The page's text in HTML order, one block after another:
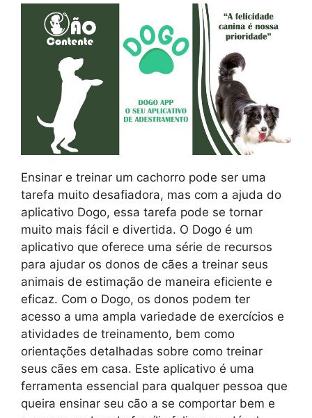
Ensinar e treinar um cachorro pode ser uma
tarefa muito desafiadora, mas com a ajuda do
aplicativo Dogo, essa tarefa pode se tornar
muito mais fácil e divertida. O Dogo é um
aplicativo que oferece uma série de recursos
para ajudar os donos de cães a treinar seus
animais de estimação de maneira eficiente e
eficaz. Com o Dogo, os donos podem ter
acesso a uma ampla variedade de exercícios e
atividades de treinamento, bem como
orientações detalhadas sobre como treinar
seus cães em casa. Este aplicativo é uma
ferramenta essencial para qualquer pessoa que
queira ensinar seu cão a se comportar bem e